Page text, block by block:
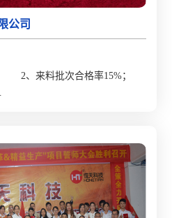
公司
2、来料批次合格率15%；